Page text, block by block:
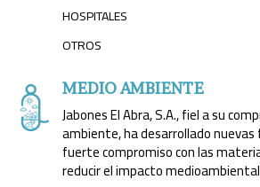
HOSPITALES
OTROS
MEDIO AMBIENTE
Jabones El Abra, S.A., fiel a su
ambiente, ha desarrollado
fuerte compromiso con las
reducir el impacto